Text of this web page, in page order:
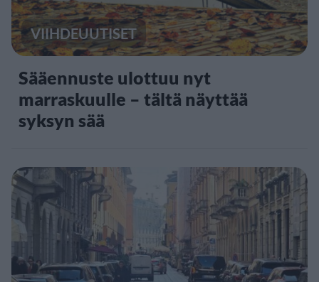
VIIHDEUUTISET
Sääennuste ulottuu nyt
marraskuulle – tältä näyttää
syksyn sää